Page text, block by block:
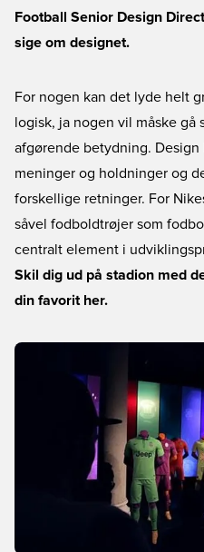
Football Senior Design
sige om designet.
For nogen kan det lyde helt
logisk, ja nogen vil måske gå
afgørende betydning.
meninger og holdninger og
forskellige retninger. For
såvel fodboldtrøjer som
centralt element i
Skil dig ud på stadion med
din favorit her.